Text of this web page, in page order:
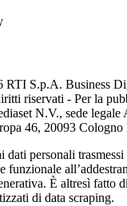
RTI S.p.A. Business
riservati - Per la
N.V., sede legale
46, 20093 Cologno
dati personali
funzionale
È altresì fatto
di data scraping.